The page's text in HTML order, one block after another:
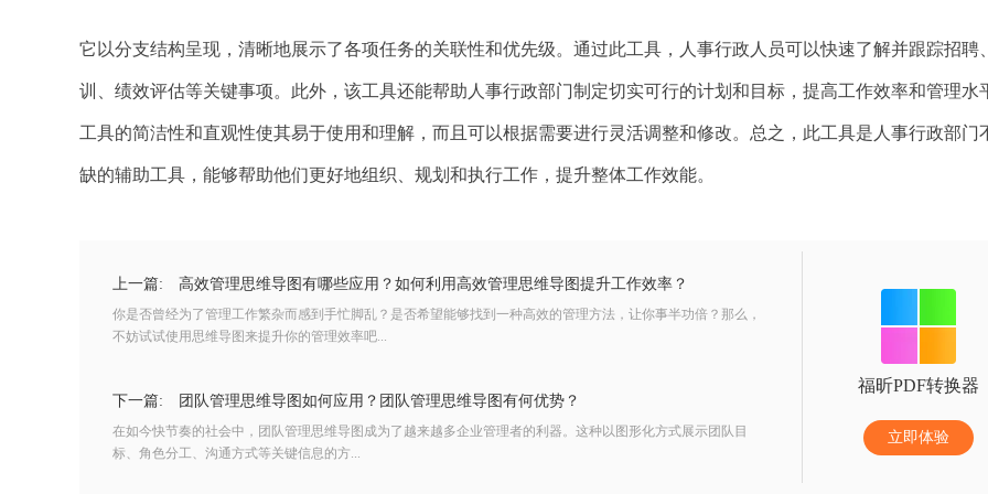
它以分支结构呈现，清晰地展示了各项任务的关联性和优先级。通过此工具，人事行政人员可以快速了解并跟踪招聘
训、绩效评估等关键事项。此外，该工具还能帮助人事行政部门制定切实可行的计划和目标，提高工作效率和管理水
工具的简洁性和直观性使其易于使用和理解，而且可以根据需要进行灵活调整和修改。总之，此工具是人事行政部门
缺的辅助工具，能够帮助他们更好地组织、规划和执行工作，提升整体工作效能。
上一篇: 高效管理思维导图有哪些应用？如何利用高效管理思维导图提升工作效率？
你是否曾经为了管理工作繁杂而感到手忙脚乱？是否希望能够找到一种高效的管理方法，让你事半功倍？那么，
不妨试试使用思维导图来提升你的管理效率吧...
下一篇: 团队管理思维导图如何应用？团队管理思维导图有何优势？
在如今快节奏的社会中，团队管理思维导图成为了越来越多企业管理者的利器。这种以图形化方式展示团队目
标、角色分工、沟通方式等关键信息的方...
福昕PDF转换器
立即体验